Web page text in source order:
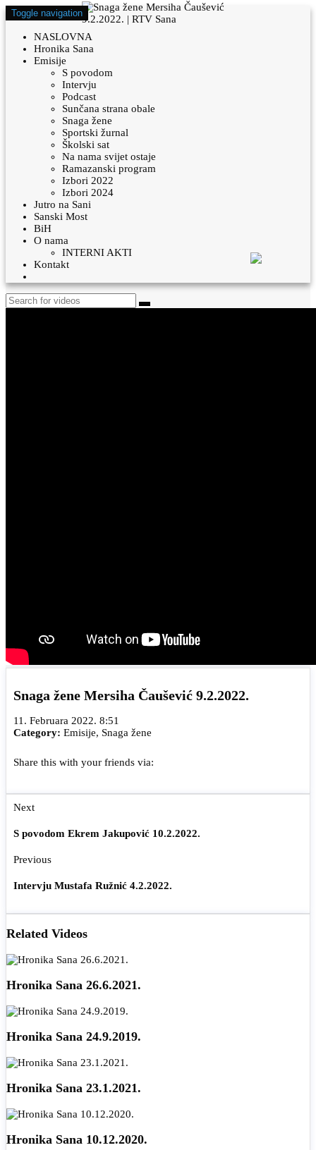
Toggle navigation
NASLOVNA
Hronika Sana
Emisije
S povodom
Intervju
Podcast
Sunčana strana obale
Snaga žene
Sportski žurnal
Školski sat
Na nama svijet ostaje
Ramazanski program
Izbori 2022
Izbori 2024
Jutro na Sani
Sanski Most
BiH
O nama
INTERNI AKTI
Kontakt
Snaga žene Mersiha Čaušević 9.2.2022.
11. Februara 2022. 8:51
Category: Emisije, Snaga žene
Share this with your friends via:
Next
S povodom Ekrem Jakupović 10.2.2022.
Previous
Intervju Mustafa Ružnić 4.2.2022.
Related Videos
Hronika Sana 26.6.2021.
Hronika Sana 24.9.2019.
Hronika Sana 23.1.2021.
Hronika Sana 10.12.2020.